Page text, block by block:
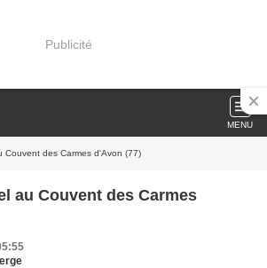
Publicité
MENU
Couvent des Carmes d'Avon (77)
au Couvent des Carmes